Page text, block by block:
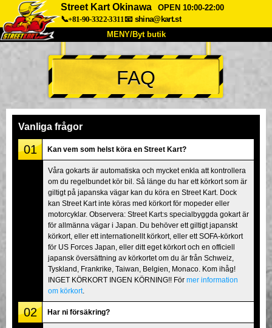
Street Kart Okinawa
OPEN 10:00-22:00
📞+81-90-3322-3311📧 shina@kart.st
MENY/Byt butik
HEM
Om oss Specifikationer Pris
Företag
Tokyo Shinagawa Tokyo Akihabara#1
Tokyo Akihabara#2 Tokyo Shibuya
Tokyo Shibuya Annex Tokyo Bay
Tokyo Asakusa Osaka
Okinawa
FAQ
Vanliga frågor
01 Kan vem som helst köra en Street Kart?
Våra gokarts är automatiska och mycket enkla att kontrollera
om du regelbundet kör bil. Så länge du har ett körkort som är
giltigt på japanska vägar kan du köra en Street Kart. Dock
kan Street Kart inte köras med körkort för mopeder eller
motorcyklar. Observera: Street Kart:s specialbyggda gokart är
för allmänna vägar i Japan. Du behöver ett giltigt japanskt
körkort, eller ett internationellt körkort, eller ett SOFA-körkort
för US Forces Japan, eller ditt eget körkort och en officiell
japansk översättning av körkortet om du är från Schweiz,
Tyskland, Frankrike, Taiwan, Belgien, Monaco. Kom ihåg!
INGET KÖRKORT INGEN KÖRNING!! För mer information
om körkort.
02 Har ni försäkring?